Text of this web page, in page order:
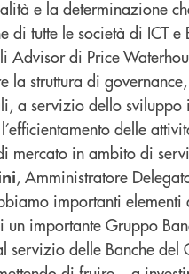
e la determinazione
di tutte le società di ICT
Advisor di Price
la struttura di
a servizio dello sviluppo
delle
mercato in ambito di
, Amministratore
importanti
un importante Gruppo
servizio delle Banche del